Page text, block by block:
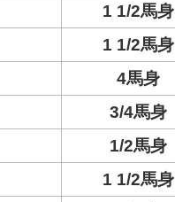
1 1/2馬身
1 1/2馬身
4馬身
3/4馬身
1/2馬身
1 1/2馬身